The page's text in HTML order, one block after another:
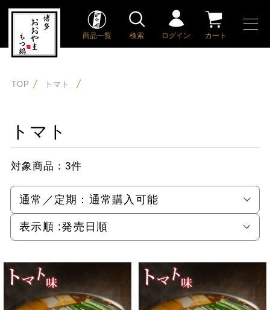
商品一覧 検索 ログイン カート
TOP トマト
トマト
対象商品： 3件
通常／定期： 通常購入可能
表示順 :発売日順